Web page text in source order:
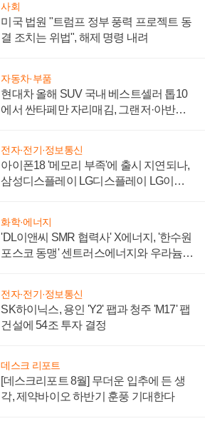
사회
미국 법원 "트럼프 정부 풍력 프로젝트 동
결 조치는 위법", 해제 명령 내려
자동차·부품
현대차 올해 SUV 국내 베스트셀러 톱10
에서 싼타페만 자리매김, 그랜저·아반떼
전자·전기·정보통신
아이폰18 '메모리 부족'에 출시 지연되나,
삼성디스플레이 LG디스플레이 LG이노
화학·에너지
'DL이앤씨 SMR 협력사' X에너지, '한수원
포스코 동맹' 센트러스에너지와 우라늄
전자·전기·정보통신
SK하이닉스, 용인 'Y2' 팹과 청주 'M17' 팹
건설에 54조 투자 결정
데스크 리포트
[데스크리포트 8월] 무더운 입추에 든 생
각, 제약바이오 하반기 훈풍 기대한다